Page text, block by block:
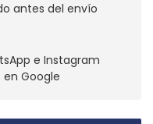
antes del envío
e Instagram
en Google